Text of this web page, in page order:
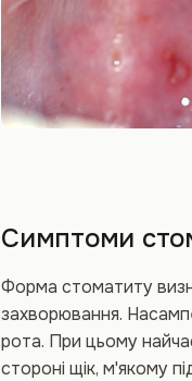
Симптоми
Форма стоматиту
захворювання.
рота. При цьому
стороні щік, м'якому